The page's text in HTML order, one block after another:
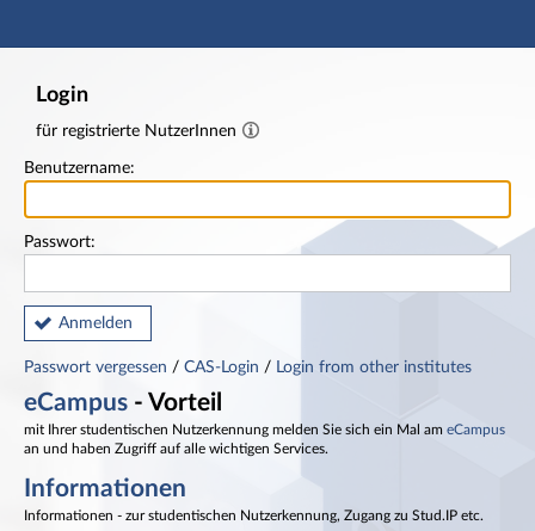
Hauptnavigation
Login
für registrierte NutzerInnen
Benutzername:
Passwort:
Anmelden
Passwort vergessen / CAS-Login / Login from other institutes
eCampus - Vorteil
mit Ihrer studentischen Nutzerkennung melden Sie sich ein Mal am eCampus
an und haben Zugriff auf alle wichtigen Services.
Informationen
Informationen - zur studentischen Nutzerkennung, Zugang zu Stud.IP etc.